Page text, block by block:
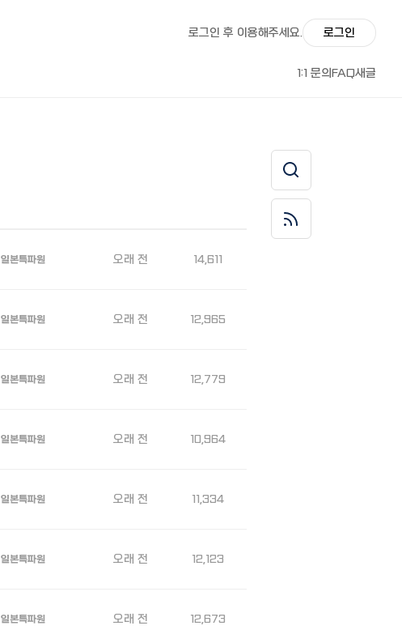
로그인 후 이용해주세요. 로그인
1:1 문의FAQ새글
일본특파원 오래 전 14,611
일본특파원 오래 전 12,965
일본특파원 오래 전 12,779
일본특파원 오래 전 10,964
일본특파원 오래 전 11,334
일본특파원 오래 전 12,123
일본특파원 오래 전 12,673